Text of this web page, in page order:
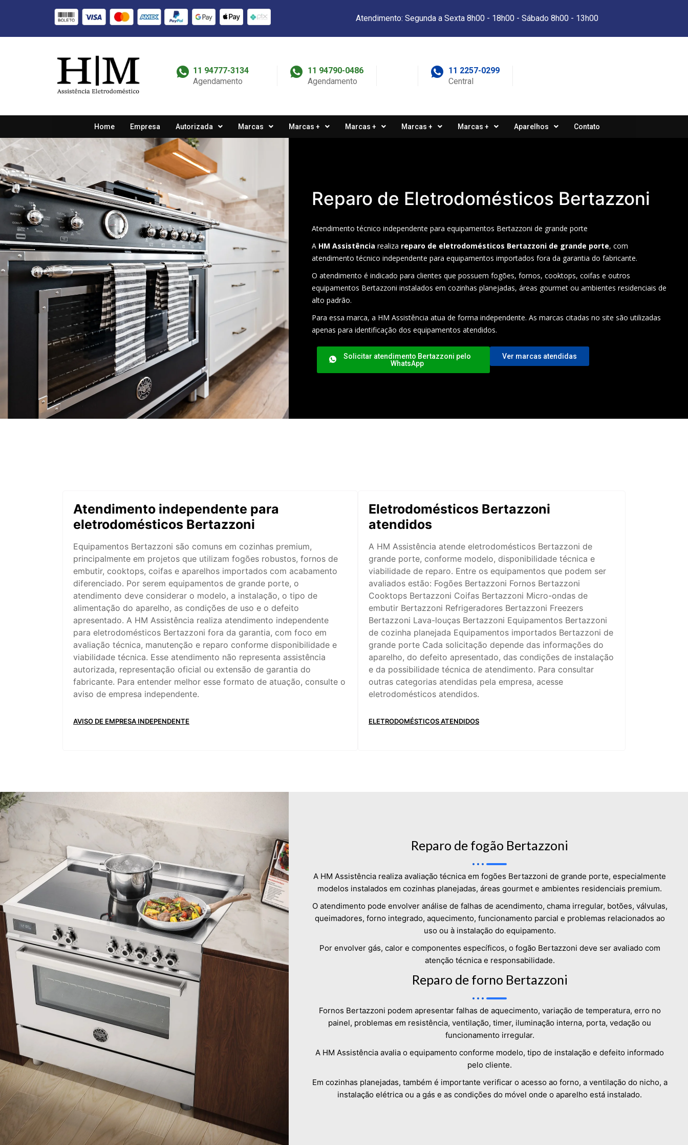
Atendimento: Segunda a Sexta 8h00 - 18h00 - Sábado 8h00 - 13h00
11 94777-3134
Agendamento
11 94790-0486
Agendamento
11 2257-0299
Central
Home Empresa Autorizada Marcas Marcas + Marcas + Marcas + Marcas + Aparelhos Contato
Reparo de Eletrodomésticos Bertazzoni
Atendimento técnico independente para equipamentos Bertazzoni de grande porte
A HM Assistência realiza reparo de eletrodomésticos Bertazzoni de grande porte, com
atendimento técnico independente para equipamentos importados fora da garantia do fabricante.
O atendimento é indicado para clientes que possuem fogões, fornos, cooktops, coifas e outros
equipamentos Bertazzoni instalados em cozinhas planejadas, áreas gourmet ou ambientes residenciais de
alto padrão.
Para essa marca, a HM Assistência atua de forma independente. As marcas citadas no site são utilizadas
apenas para identificação dos equipamentos atendidos.
Solicitar atendimento Bertazzoni pelo
WhatsApp
Ver marcas atendidas
Atendimento independente para
eletrodomésticos Bertazzoni
Equipamentos Bertazzoni são comuns em cozinhas premium,
principalmente em projetos que utilizam fogões robustos, fornos de
embutir, cooktops, coifas e aparelhos importados com acabamento
diferenciado. Por serem equipamentos de grande porte, o
atendimento deve considerar o modelo, a instalação, o tipo de
alimentação do aparelho, as condições de uso e o defeito
apresentado. A HM Assistência realiza atendimento independente
para eletrodomésticos Bertazzoni fora da garantia, com foco em
avaliação técnica, manutenção e reparo conforme disponibilidade e
viabilidade técnica. Esse atendimento não representa assistência
autorizada, representação oficial ou extensão de garantia do
fabricante. Para entender melhor esse formato de atuação, consulte o
aviso de empresa independente.
AVISO DE EMPRESA INDEPENDENTE
Eletrodomésticos Bertazzoni
atendidos
A HM Assistência atende eletrodomésticos Bertazzoni de
grande porte, conforme modelo, disponibilidade técnica e
viabilidade de reparo. Entre os equipamentos que podem ser
avaliados estão: Fogões Bertazzoni Fornos Bertazzoni
Cooktops Bertazzoni Coifas Bertazzoni Micro-ondas de
embutir Bertazzoni Refrigeradores Bertazzoni Freezers
Bertazzoni Lava-louças Bertazzoni Equipamentos Bertazzoni
de cozinha planejada Equipamentos importados Bertazzoni de
grande porte Cada solicitação depende das informações do
aparelho, do defeito apresentado, das condições de instalação
e da possibilidade técnica de atendimento. Para consultar
outras categorias atendidas pela empresa, acesse
eletrodomésticos atendidos.
ELETRODOMÉSTICOS ATENDIDOS
Reparo de fogão Bertazzoni
A HM Assistência realiza avaliação técnica em fogões Bertazzoni de grande porte, especialmente
modelos instalados em cozinhas planejadas, áreas gourmet e ambientes residenciais premium.
O atendimento pode envolver análise de falhas de acendimento, chama irregular, botões, válvulas,
queimadores, forno integrado, aquecimento, funcionamento parcial e problemas relacionados ao
uso ou à instalação do equipamento.
Por envolver gás, calor e componentes específicos, o fogão Bertazzoni deve ser avaliado com
atenção técnica e responsabilidade.
Reparo de forno Bertazzoni
Fornos Bertazzoni podem apresentar falhas de aquecimento, variação de temperatura, erro no
painel, problemas em resistência, ventilação, timer, iluminação interna, porta, vedação ou
funcionamento irregular.
A HM Assistência avalia o equipamento conforme modelo, tipo de instalação e defeito informado
pelo cliente.
Em cozinhas planejadas, também é importante verificar o acesso ao forno, a ventilação do nicho, a
instalação elétrica ou a gás e as condições do móvel onde o aparelho está instalado.